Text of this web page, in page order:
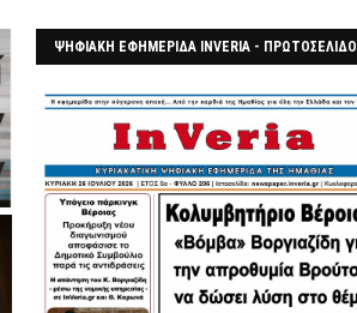
ΨΗΦΙΑΚΗ ΕΦΗΜΕΡΙΔΑ INVERIA - ΠΡΩΤΟΣΕΛΙΔΟ